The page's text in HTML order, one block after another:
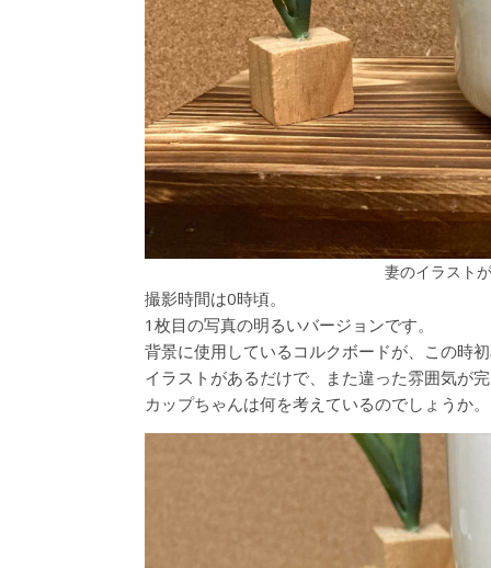
妻のイラスト
撮影時間は0時頃。
1枚目の写真の明るいバージョンです。
背景に使用しているコルクボードが、この時
イラストがあるだけで、また違った雰囲気が
カップちゃんは何を考えているのでしょうか。